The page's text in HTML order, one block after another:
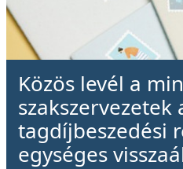
Közös levél a
szakszervezetek
tagdíjbeszedési
egységes